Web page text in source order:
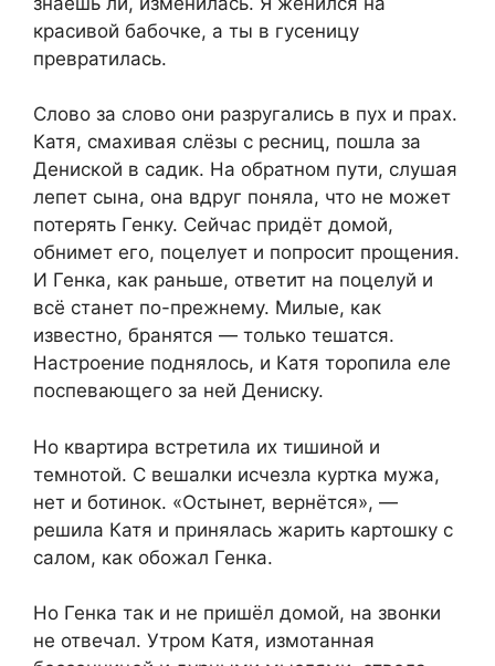
красивой бабочке, а ты в гусеницу
превратилась.
Слово за слово они разругались в пух и прах.
Катя, смахивая слёзы с ресниц, пошла за
Дениской в садик. На обратном пути, слушая
лепет сына, она вдруг поняла, что не может
потерять Генку. Сейчас придёт домой,
обнимет его, поцелует и попросит прощения.
И Генка, как раньше, ответит на поцелуй и
всё станет по-прежнему. Милые, как
известно, бранятся — только тешатся.
Настроение поднялось, и Катя торопила еле
поспевающего за ней Дениску.
Но квартира встретила их тишиной и
темнотой. С вешалки исчезла куртка мужа,
нет и ботинок. «Остынет, вернётся», —
решила Катя и принялась жарить картошку с
салом, как обожал Генка.
Но Генка так и не пришёл домой, на звонки
не отвечал. Утром Катя, измотанная